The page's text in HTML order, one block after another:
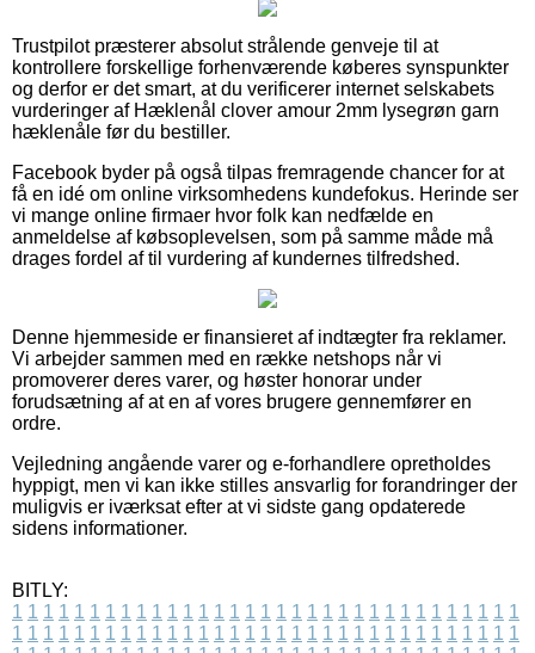
Trustpilot præsterer absolut strålende genveje til at
kontrollere forskellige forhenværende køberes synspunkter
og derfor er det smart, at du verificerer internet selskabets
vurderinger af Hæklenål clover amour 2mm lysegrøn garn
hæklenåle før du bestiller.
Facebook byder på også tilpas fremragende chancer for at
få en idé om online virksomhedens kundefokus. Herinde ser
vi mange online firmaer hvor folk kan nedfælde en
anmeldelse af købsoplevelsen, som på samme måde må
drages fordel af til vurdering af kundernes tilfredshed.
Denne hjemmeside er finansieret af indtægter fra reklamer.
Vi arbejder sammen med en række netshops når vi
promoverer deres varer, og høster honorar under
forudsætning af at en af vores brugere gennemfører en
ordre.
Vejledning angående varer og e-forhandlere opretholdes
hyppigt, men vi kan ikke stilles ansvarlig for forandringer der
muligvis er iværksat efter at vi sidste gang opdaterede
sidens informationer.
BITLY:
1 1 1 1 1 1 1 1 1 1 1 1 1 1 1 1 1 1 1 1 1 1 1 1 1 1 1 1 1 1 1 1 1
1 1 1 1 1 1 1 1 1 1 1 1 1 1 1 1 1 1 1 1 1 1 1 1 1 1 1 1 1 1 1 1 1